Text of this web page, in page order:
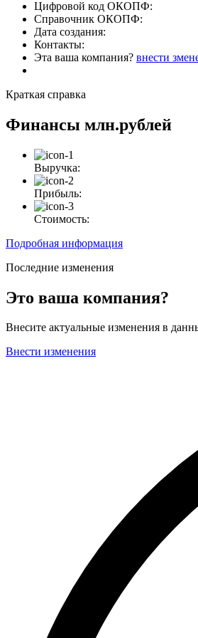
Цифровой код ОКОПФ:
Справочник ОКОПФ:
Дата создания:
Контакты:
Эта ваша компания? внести
Краткая справка
Финансы млн.рублей
Выручка:
Прибыль:
Стоимость:
Подробная информация
Последние изменения
Это ваша компания?
Внесите актуальные изменения в
Внести изменения